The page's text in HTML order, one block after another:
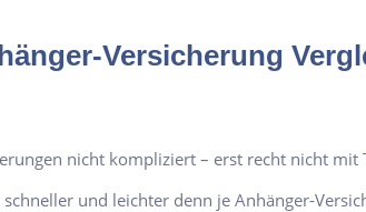
Versicherung
nicht kompliziert – erst recht nicht
und leichter denn je Anhänger-